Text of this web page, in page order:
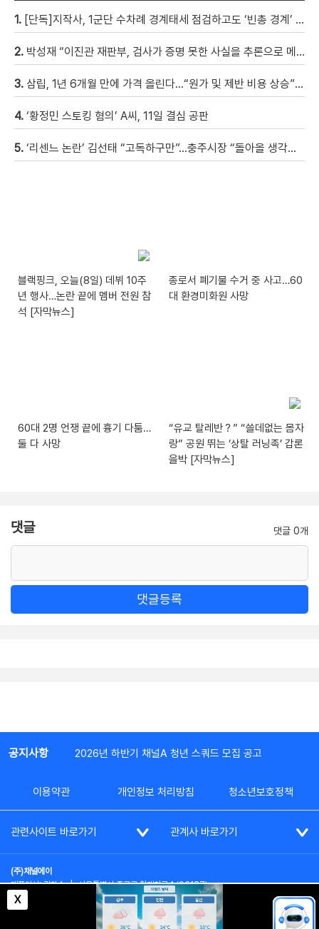
1. [단독]지작사, 1군단 수차례 경계태세 점검하고도 ‘빈총 경계’ 몰랐다
2. 박성재 “이진관 재판부, 검사가 증명 못한 사실을 추론으로 메꿔” [현장영상]
3. 삼립, 1년 6개월 만에 가격 올린다…“원가 및 제반 비용 상승” [자막뉴스]
4. ‘황정민 스토킹 혐의’ A씨, 11일 결심 공판
5. ‘리센느 논란’ 김선태 “고독하구만”…충주시장 “돌아올 생각은?”
블랙핑크, 오늘(8일) 데뷔 10주
년 행사…논란 끝에 멤버 전원 참
석 [자막뉴스]
종로서 폐기물 수거 중 사고…60
대 환경미화원 사망
60대 2명 언쟁 끝에 흉기 다툼…
둘 다 사망
“유교 탈레반？” “쓸데없는 몸자
랑” 공원 뛰는 ‘상탈 러닝족’ 갑론
을박 [자막뉴스]
댓글 댓글 0개
댓글등록
X
공지사항 2026년 하반기 채널A 청년 스쿼드 모집 공고
이용약관 개인정보 처리방침 청소년보호정책
관련사이트 바로가기 관계사 바로가기
(주)채널에이
대표이사: 김차수 | 서울특별시 종로구 청계천로 1 (03187)
부가통신사업신고: 022357호 | 사업자등록번호: 101-86-62787
대표전화: (02)2020-3114
시청자상담실: (02)2020-3100
통신판매업신고: 제2012-서울종로-0195호